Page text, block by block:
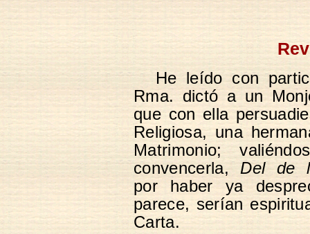
He leído con
Rma. dictó a un
que con ella
Religiosa, una
Matrimonio;
convencerla, Del de
por haber ya
parece, serían
Carta.